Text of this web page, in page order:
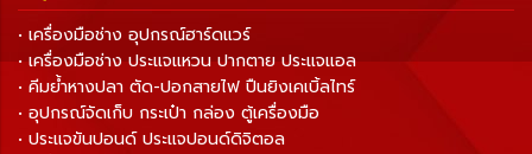
• เครื่องมือช่าง อุปกรณ์ฮาร์ดแวร์
• เครื่องมือช่าง ประแจแหวน ปากตาย ประแจแอล
• คีมย้ำหางปลา ตัด-ปอกสายไฟ ปืนยิงเคเบิ้ลไทร์
• อุปกรณ์จัดเก็บ กระเป๋า กล่อง ตู้เครื่องมือ
• ประแจขันปอนด์ ประแจปอนด์ดิจิตอล